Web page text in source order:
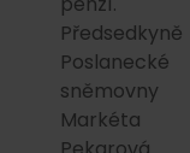
Předsedkyně
Poslanecké
sněmovny
Markéta